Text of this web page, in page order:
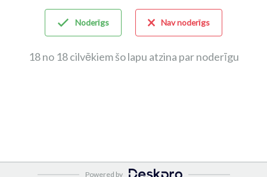
Noderīgs Nav noderīgs
18 no 18 cilvēkiem šo lapu atzina par noderīgu
Powered by